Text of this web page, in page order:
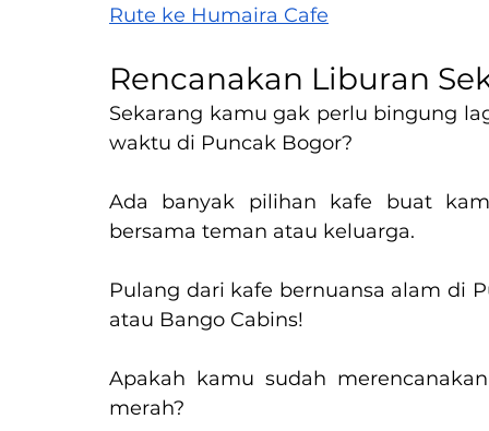
Rute ke Humaira Cafe
Rencanakan Liburan
Sekarang kamu gak perlu bingung
waktu di Puncak Bogor?
Ada banyak pilihan kafe buat
bersama teman atau keluarga.
Pulang dari kafe bernuansa alam di
atau Bango Cabins!
Apakah kamu sudah
merah?